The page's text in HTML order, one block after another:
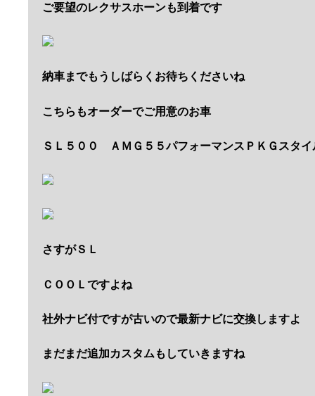
ご要望のレクサスホーンも到着です
納車までもうしばらくお待ちくださいね
こちらもオーダーでご用意のお車
ＳＬ５００ ＡＭＧ５５パフォーマンスＰＫＧスタイ
さすがＳＬ
ＣＯＯＬですよね
社外ナビ付ですが古いので最新ナビに交換しますよ
まだまだ追加カスタムもしていきますね